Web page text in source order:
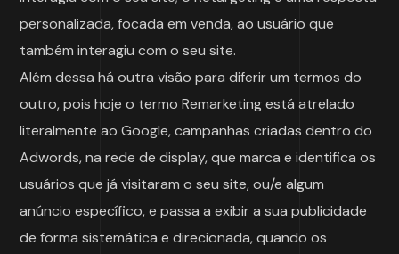
personalizada, focada em venda, ao usuário que
também interagiu com o seu site.
Além dessa há outra visão para diferir um termos do
outro, pois hoje o termo Remarketing está atrelado
literalmente ao Google, campanhas criadas dentro do
Adwords, na rede de display, que marca e identifica os
usuários que já visitaram o seu site, ou/e algum
anúncio específico, e passa a exibir a sua publicidade
de forma sistemática e direcionada, quando os